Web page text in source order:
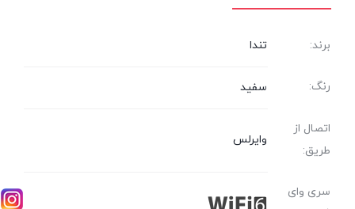
برند: تندا
رنگ: سفید
اتصال از
طریق:
وایرلس
سری وای